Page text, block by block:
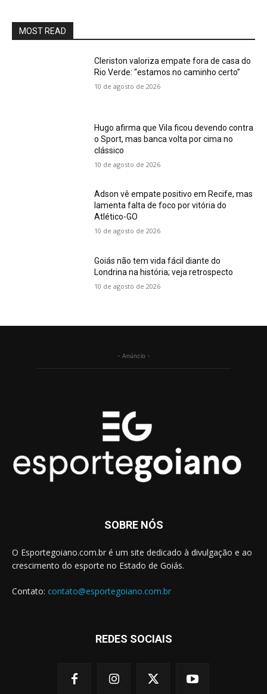
MOST READ
Cleriston valoriza empate fora de casa do
Rio Verde: “estamos no caminho certo”
10 de agosto de 2026
Hugo afirma que Vila ficou devendo contra
o Sport, mas banca volta por cima no
clássico
10 de agosto de 2026
Adson vê empate positivo em Recife, mas
lamenta falta de foco por vitória do
Atlético-GO
10 de agosto de 2026
Goiás não tem vida fácil diante do
Londrina na história; veja retrospecto
10 de agosto de 2026
- Anúncio -
SOBRE NÓS
O Esportegoiano.com.br é um site dedicado à divulgação e ao
crescimento do esporte no Estado de Goiás.
Contato: contato@esportegoiano.com.br
REDES SOCIAIS